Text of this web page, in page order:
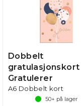
Dobbelt
gratulasjonskort
Gratulerer
A6 Dobbelt kort
50+ på lager